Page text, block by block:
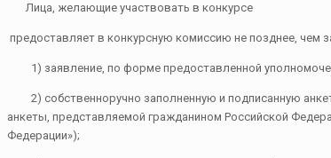
Лица, желающие участвовать в конкурсе
предоставляет в конкурсную комиссию не позднее, чем
1) заявление, по форме предоставленной
2) собственноручно заполненную и подписанную
анкеты, представляемой гражданином Российской
Федерации»);